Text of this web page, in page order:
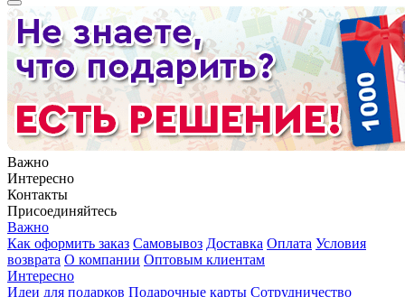
Важно
Интересно
Контакты
Присоединяйтесь
Важно
Как оформить заказ Самовывоз Доставка Оплата Условия
возврата О компании Оптовым клиентам
Интересно
Идеи для подарков Подарочные карты Сотрудничество